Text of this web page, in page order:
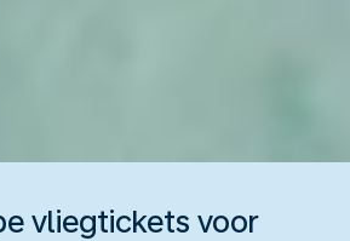
vliegtickets voor